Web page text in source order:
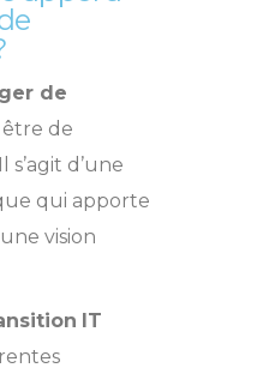
de
de
d’une
qui apporte
vision
IT